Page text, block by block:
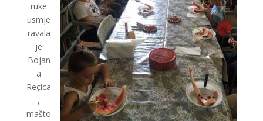
ruke
usmje
ravala
je
Bojan
a
Reçica
,
mašto